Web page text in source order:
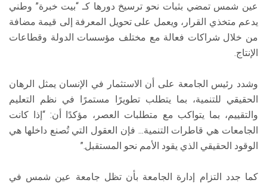
عين شمس تمضي بثبات نحو ترسيخ دورها كـ “بيت خبرة” وطني
يدعم متخذي القرار، ويعمل على تحويل المعرفة إلى قيمة مضافة
من خلال شراكات فعالة مع مختلف مؤسسات الدولة وقطاعات
الإنتاج.
وشدد رئيس الجامعة على أن الاستثمار في الإنسان يمثل الرهان
الحقيقي للتنمية، بما يتطلب تطويرًا مستمرًا في نظم التعليم
والتقييم، بما يتواكب مع متطلبات العصر، مؤكدًا أن: “إذا كانت
الجامعات هي قاطرات التنمية… فإن العقول التي تُصنع داخلها هي
الوقود الحقيقي الذي يقود الأمم نحو المستقبل.”
كما جدد التزام إدارة الجامعة بأن تظل جامعة عين شمس في